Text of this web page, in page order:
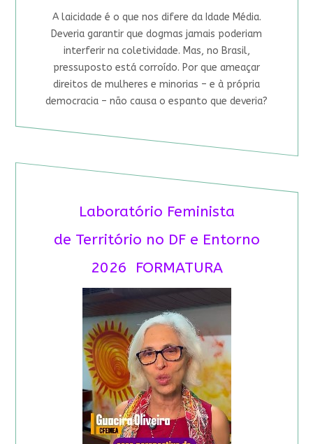
A laicidade é o que nos difere da Idade Média.
Deveria garantir que dogmas jamais poderiam
interferir na coletividade. Mas, no Brasil,
pressuposto está corroído. Por que ameaçar
direitos de mulheres e minorias – e à própria
democracia – não causa o espanto que deveria?
Laboratório Feminista
de Território no DF e Entorno
2026 FORMATURA